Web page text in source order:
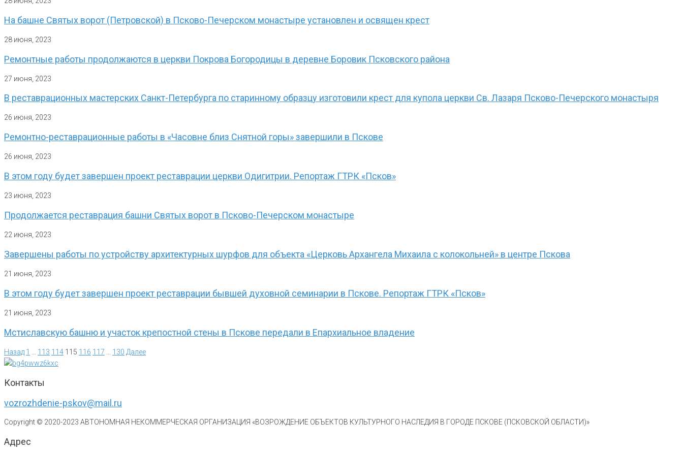
На башне Святых ворот (Петровской) в Псково-Печерском монастыре установлен и освящен крест
28 июня, 2023
Ремонтные работы продолжаются в церкви Покрова Богородицы в деревне Боровик Псковского района
27 июня, 2023
В реставрационных мастерских Санкт-Петербурга по старинному образцу изготовили крест для купола церкви Св. Лазаря Псково-Печерского монастыря
26 июня, 2023
Ремонтно-реставрационные работы в «Часовне близ Снятной горы» завершили в Пскове
26 июня, 2023
В этом году будет завершен проект реставрации церкви Одигитрии. Репортаж ГТРК «Псков»
23 июня, 2023
Продолжается реставрация башни Святых ворот в Псково-Печерском монастыре
22 июня, 2023
Завершены работы по устройству архитектурных шурфов для объекта «Церковь Архангела Михаила с колокольней» в центре Пскова
21 июня, 2023
В этом году будет завершен проект реставрации бывшей духовной семинарии в Пскове. Репортаж ГТРК «Псков»
21 июня, 2023
Мстиславскую башню и участок крепостной стены в Пскове передали в Епархиальное владение
Назад 1 113 114 115 116 117 130 Далее
Контакты
vozrozhdenie-pskov@mail.ru
Copyright © 2020-2023 АВТОНОМНАЯ НЕКОММЕРЧЕСКАЯ ОРГАНИЗАЦИЯ «ВОЗРОЖДЕНИЕ ОБЪЕКТОВ КУЛЬТУРНОГО НАСЛЕДИЯ В ГОРОДЕ ПСКОВЕ (ПСКОВСКОЙ ОБЛАСТИ)»
Адрес